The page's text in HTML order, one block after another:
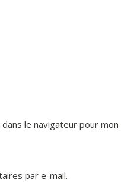
le navigateur pour
par e-mail.